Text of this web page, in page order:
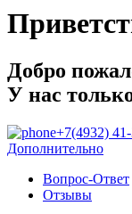
Добро
У нас
+7(4932)
Дополнительно
Вопрос-Ответ
Отзывы